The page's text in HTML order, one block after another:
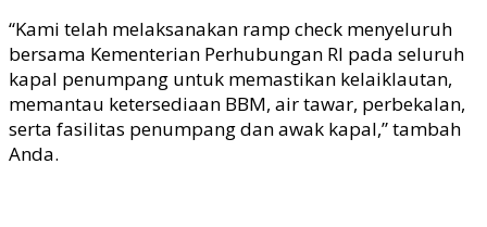
“Kami telah melaksanakan ramp check menyeluruh
bersama Kementerian Perhubungan RI pada seluruh
kapal penumpang untuk memastikan kelaiklautan,
memantau ketersediaan BBM, air tawar, perbekalan,
serta fasilitas penumpang dan awak kapal,” tambah
Anda.